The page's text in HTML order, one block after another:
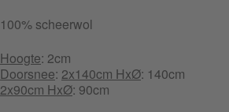
100% scheerwol
Hoogte: 2cm
Doorsnee: 2x140cm HxØ: 140cm
2x90cm HxØ: 90cm